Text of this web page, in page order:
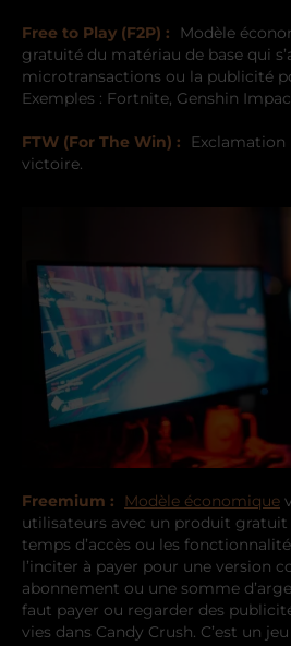
Freemium : Modèle économique
utilisateurs avec un produit
temps d’accès ou les
l’inciter à payer pour une version
abonnement ou une somme
faut payer ou regarder des
vies dans Candy Crush. C’est un
Free to Play (F2P) :
Modèle
gratuité du matériau de base qui
microtransactions ou la publicité
Exemples : Fortnite, Genshin
FTW (For The Win) :
Exclamation
victoire.